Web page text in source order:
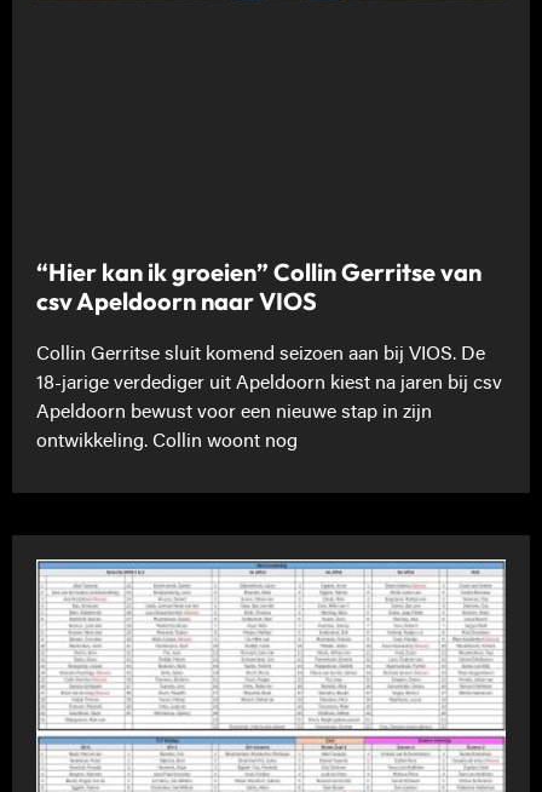
“Hier kan ik groeien” Collin Gerritse van
csv Apeldoorn naar VIOS
Collin Gerritse sluit komend seizoen aan bij VIOS. De
18-jarige verdediger uit Apeldoorn kiest na jaren bij csv
Apeldoorn bewust voor een nieuwe stap in zijn
ontwikkeling. Collin woont nog